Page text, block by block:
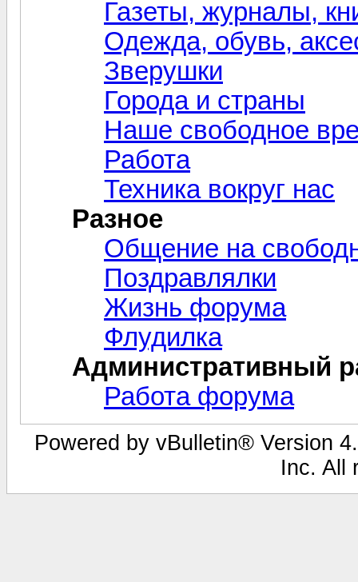
Газеты, журналы,
Одежда, обувь,
Зверушки
Города и страны
Наше свободное
Работа
Техника вокруг нас
Разное
Общение на
Поздравлялки
Жизнь форума
Флудилка
Административный
Работа форума
Powered by vBulletin® Version
Inc. All